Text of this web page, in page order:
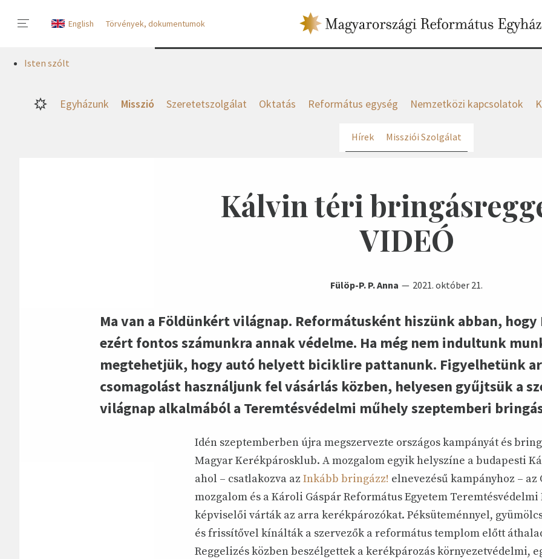
English Törvények, dokumentumok
Isten szólt
Egyházunk Misszió Szeretetszolgálat Oktatás Református egység Nemzetközi kapcsolatok
Hírek Missziói Szolgálat
Kálvin téri
VIDEÓ
Fülöp-P. P. Anna 2021. október 21.
Ma van a Földünkért világnap. Reformátusként hiszünk abban,
ezért fontos számunkra annak védelme. Ha még nem indultunk
megtehetjük, hogy autó helyett biciklire pattanunk. Figyelhetünk
csomagolást használjunk fel vásárlás közben, helyesen gyűjtsük a
világnap alkalmából a Teremtésvédelmi műhely szeptemberi
Idén szeptemberben újra megszervezte országos kampányát és
Magyar Kerékpárosklub. A mozgalom egyik helyszíne a budapesti
ahol – csatlakozva az Inkább bringázz! elnevezésű kampányhoz –
mozgalom és a Károli Gáspár Református Egyetem
képviselői várták az arra kerékpározókat. Péksüteménnyel,
és frissítővel kínálták a szervezők a református templom előtt
Reggelizés közben beszélgettek a kerékpározás környezetvédelmi,